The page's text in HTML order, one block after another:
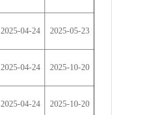
2025-04-24 2025-05-23
2025-04-24 2025-10-20
2025-04-24 2025-10-20